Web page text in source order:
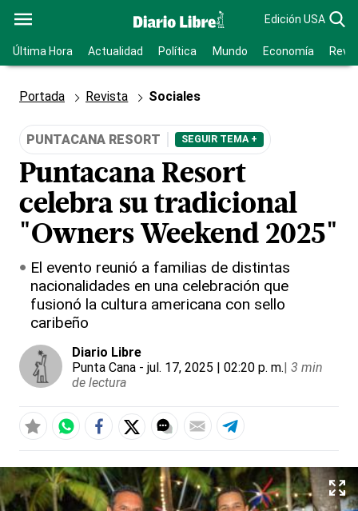
Edición USA
Última Hora Actualidad Política Mundo Economía
Portada Revista Sociales
PUNTACANA RESORT SEGUIR TEMA +
Puntacana Resort
celebra su tradicional
"Owners Weekend 2025"
El evento reunió a familias de distintas
nacionalidades en una celebración que
fusionó la cultura americana con sello
caribeño
Diario Libre
Punta Cana - jul. 17, 2025 | 02:20 p. m.| 3 min
de lectura